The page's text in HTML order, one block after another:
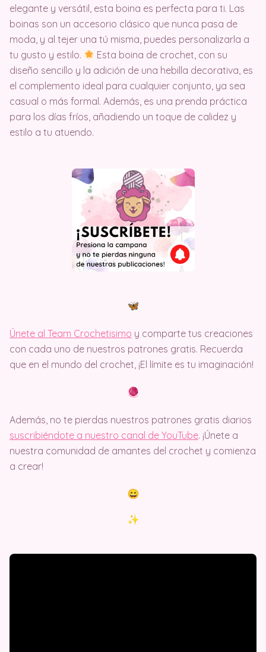
elegante y versátil, esta boina es perfecta para ti. Las
boinas son un accesorio clásico que nunca pasa de
moda, y al tejer una tú misma, puedes personalizarla a
tu gusto y estilo.
Esta boina de crochet, con su
diseño sencillo y la adición de una hebilla decorativa, es
el complemento ideal para cualquier conjunto, ya sea
casual o más formal. Además, es una prenda práctica
para los días fríos, añadiendo un toque de calidez y
estilo a tu atuendo.
Únete al Team Crochetisimo y comparte tus creaciones
con cada uno de nuestros patrones gratis. Recuerda
que en el mundo del crochet, ¡El límite es tu imaginación!
Además, no te pierdas nuestros patrones gratis diarios
suscribiéndote a nuestro canal de YouTube. ¡Únete a
nuestra comunidad de amantes del crochet y comienza
a crear!